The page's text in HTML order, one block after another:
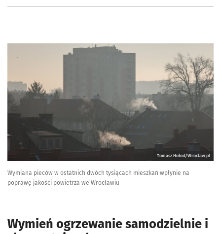
Tomasz Hołod/Wroclaw.pl
Wymiana pieców w ostatnich dwóch tysiącach mieszkań wpłynie na
poprawę jakości powietrza we Wrocławiu
Wymień ogrzewanie samodzielnie i